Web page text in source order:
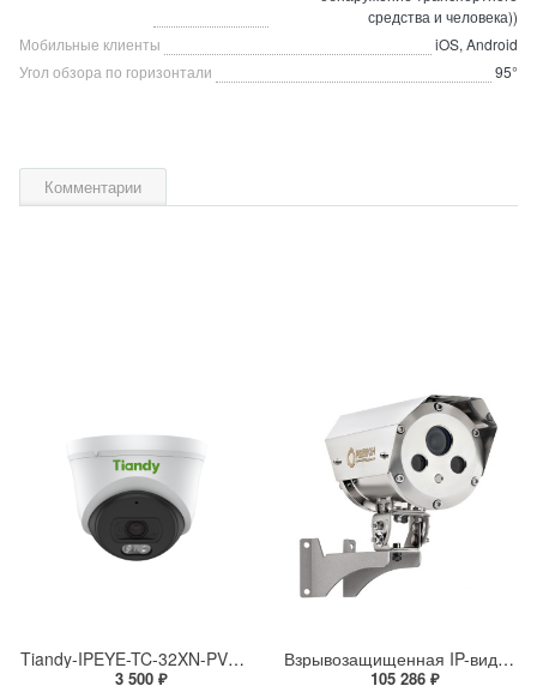
средства и человека))
Мобильные клиенты
iOS, Android
Угол обзора по горизонтали
95°
Комментарии
Tiandy-IPEYE-TC-32XN-PVZ 2Мп купольная «турель» IP камера с фиксированным объективом, серия SPARK со встроенным агентом IPEYE для ПВЗ
3 500 ₽
Взрывозащищенная IP-видеокамера Релион Релион-Exd-Н-100-ИК-IP5Мп2.7-13.5Z-PoE-SD-МК-TR
105 286 ₽